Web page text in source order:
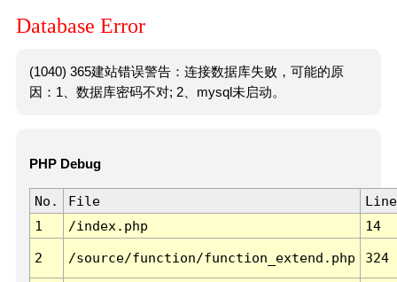
Database Error
(1040) 365建站错误警告：连接数据库失败，可能的原
因：1、数据库密码不对; 2、mysql未启动。
PHP Debug
No. File
Line
1
/index.php 14
2 /source/function/function_extend.php 324